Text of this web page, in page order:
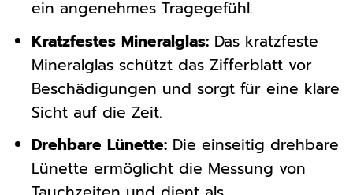
ein angenehmes Tragegefühl.
Kratzfestes Mineralglas:Das kratzfeste
Mineralglas schützt das Zifferblatt vor
Beschädigungen und sorgt für eine klare
Sicht auf die Zeit.
Drehbare Lünette:Die einseitig drehbare
Lünette ermöglicht die Messung von